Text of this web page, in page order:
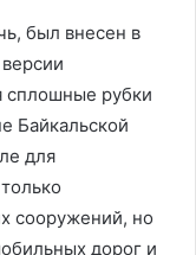
был внесен в
сплошные рубки
Байкальской
для
сооружений, но
дорог и